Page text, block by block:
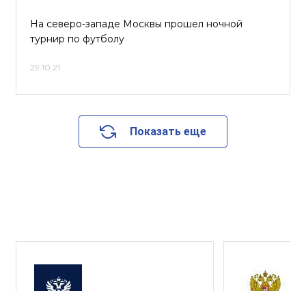
На северо-западе Москвы прошел ночной
турнир по футболу
29.10.21
Показать еще